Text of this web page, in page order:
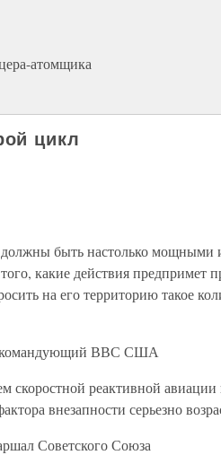
атомщика
цикл
быть настолько мощными
какие действия
на его территорию такое
командующий ВВС США
скоростной реактивной
внезапности серьезно
Советского Союза